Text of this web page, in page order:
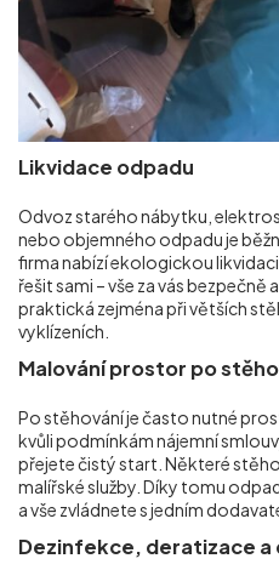
Likvidace odpadu
Odvoz starého nábytku,
nebo objemného odpadu je
firma nabízí ekologickou
řešit sami – vše za vás bezpečně
praktická zejména při větších
vyklízeních.
Malování prostor po
Po stěhování je často nutné
kvůli podmínkám nájemní
přejete čistý start. Některé
malířské služby. Díky tomu
a vše zvládnete s jedním
Dezinfekce, deratizace a